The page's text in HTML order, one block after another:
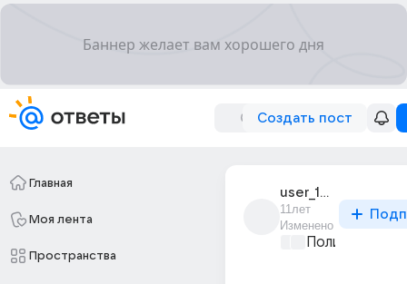
Создать пост
Главная
Моя лента
Пространства
user_194978500
11лет
Изменено